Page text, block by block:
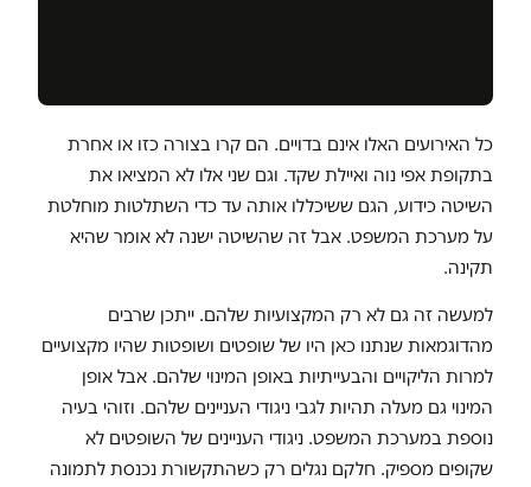
כל האירועים האלו אינם בדויים. הם קרו בצורה כזו או אחרת
בתקופת אפי נוה ואיילת שקד. וגם שני אלו לא המציאו את
השיטה כידוע, הגם ששיכללו אותה עד כדי השתלטות מוחלטת
על מערכת המשפט. אבל זה שהשיטה ישנה לא אומר שהיא
תקינה.
למעשה זה גם לא רק המקצועיות שלהם. ייתכן שרבים
מהדוגמאות שנתנו כאן היו של שופטים ושופטות שהיו מקצועיים
למרות הליקויים והבעייתיות באופן המינוי שלהם. אבל אופן
המינוי גם מעלה תהיות לגבי ניגודי העניינים שלהם. וזוהי בעיה
נוספת במערכת המשפט. ניגודי העניינים של השופטים לא
שקופים מספיק. חלקם נגלים רק כשהתקשורת נכנסת לתמונה